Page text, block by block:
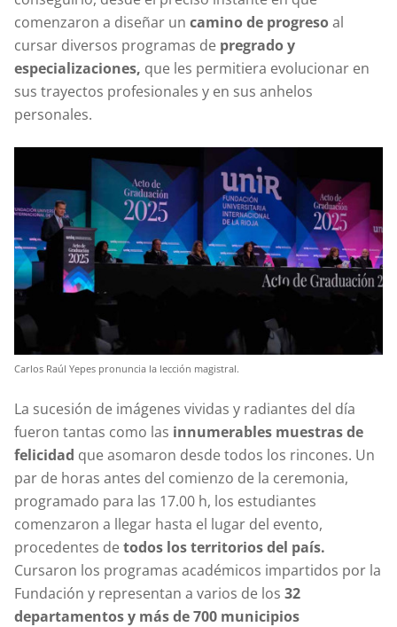
comenzaron a diseñar un camino de progresoal
cursar diversos programas de pregrado y
especializaciones, que les permitiera evolucionar en
sus trayectos profesionales y en sus anhelos
personales.
Carlos Raúl Yepes pronuncia la lección magistral.
La sucesión de imágenes vividas y radiantes del día
fueron tantas como las innumerables muestras de
felicidad que asomaron desde todos los rincones. Un
par de horas antes del comienzo de la ceremonia,
programado para las 17.00 h, los estudiantes
comenzaron a llegar hasta el lugar del evento,
procedentes detodos los territorios del país.
Cursaron los programas académicos impartidos por la
Fundación y representan a varios de los 32
departamentos y más de 700 municipios